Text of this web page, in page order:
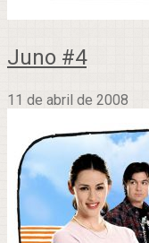
Juno #4
11 de abril de 2008